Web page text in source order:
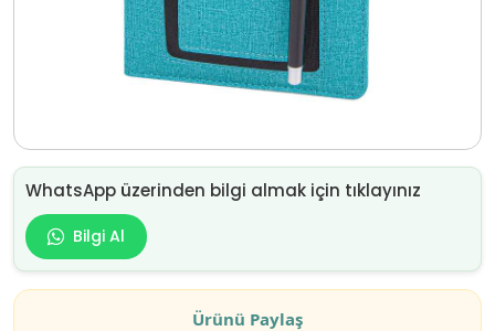
WhatsApp üzerinden bilgi almak için tıklayınız
Bilgi Al
Ürünü Paylaş